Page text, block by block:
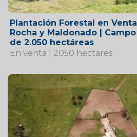
Plantación Forestal en Venta
Rocha y Maldonado | Campo
de 2.050 hectáreas
En venta | 2050 hectares